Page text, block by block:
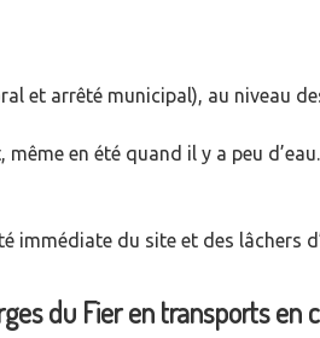
et arrêté municipal), au niveau
en été quand il y a peu
immédiate du site et des lâchers
du Fier en transports en